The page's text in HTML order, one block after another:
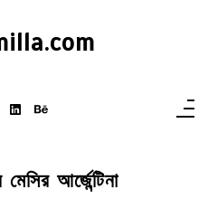
আর্জেন্টিনা